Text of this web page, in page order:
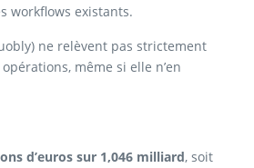
workflows existants.
ne relèvent pas strictement
même si elle n’en
d’euros sur 1,046 milliard, soit